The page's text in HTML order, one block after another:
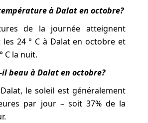
à Dalat en octobre?
de la journée atteignent
24 ° C à Dalat en octobre et
C la nuit.
beau à Dalat en octobre?
le soleil est généralement
par jour – soit 37% de la